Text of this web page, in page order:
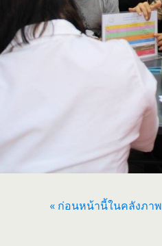
« ก่อนหน้านี้ในคลังภาพ